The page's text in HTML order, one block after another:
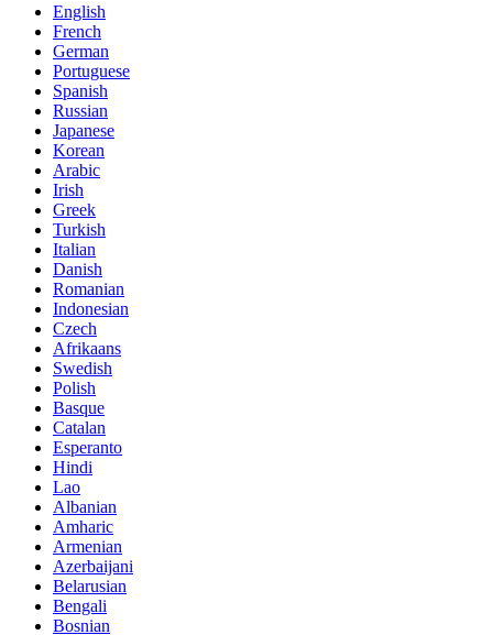
English
French
German
Portuguese
Spanish
Russian
Japanese
Korean
Arabic
Irish
Greek
Turkish
Italian
Danish
Romanian
Indonesian
Czech
Afrikaans
Swedish
Polish
Basque
Catalan
Esperanto
Hindi
Lao
Albanian
Amharic
Armenian
Azerbaijani
Belarusian
Bengali
Bosnian